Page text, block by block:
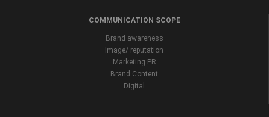
COMMUNICATION SCOPE
Brand awareness
Image/ reputation
Marketing PR
Brand Content
Digital